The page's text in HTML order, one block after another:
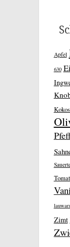
Apfel
630 Ei
Zimt